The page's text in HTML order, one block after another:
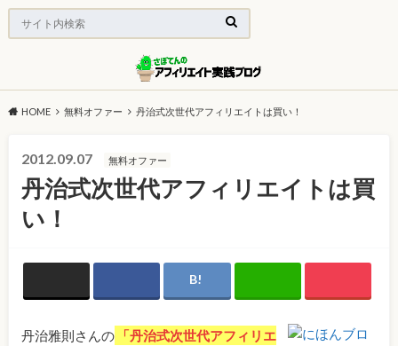
HOME 無料オファー 丹治式次世代アフィリエイトは買い！
2012.09.07 無料オファー
丹治式次世代アフィリエイトは買
い！
丹治雅則さんの
「丹治式次世代アフィリエ